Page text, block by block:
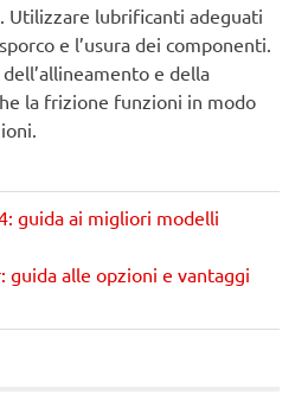
Utilizzare lubrificanti adeguati
e l’usura dei componenti.
e della
la frizione funzioni in modo
guida ai migliori modelli
guida alle opzioni e vantaggi